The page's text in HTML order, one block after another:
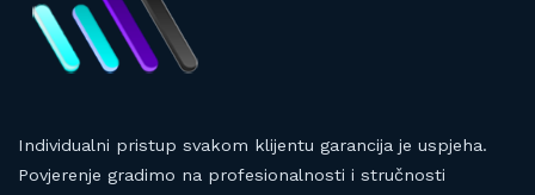
Individualni pristup svakom klijentu garancija je uspjeha.
Povjerenje gradimo na profesionalnosti i stručnosti